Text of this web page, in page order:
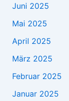
Juni 2025
Mai 2025
April 2025
März 2025
Februar 2025
Januar 2025